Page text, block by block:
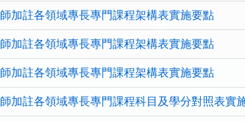
加註各領域專長專門課程架構表實施要點
加註各領域專長專門課程架構表實施要點
加註各領域專長專門課程架構表實施要點
加註各領域專長專門課程科目及學分對照表實